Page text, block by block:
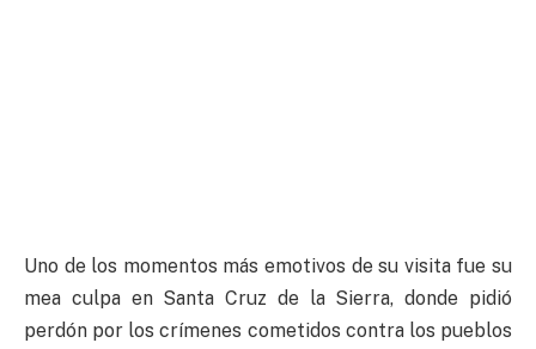
Uno de los momentos más emotivos de su visita fue su
mea culpa en Santa Cruz de la Sierra, donde pidió
perdón por los crímenes cometidos contra los pueblos